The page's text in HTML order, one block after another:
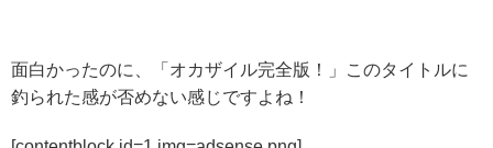
面白かったのに、「オカザイル完全版！」このタイトルに
釣られた感が否めない感じですよね！